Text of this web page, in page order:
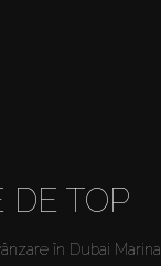
DE TOP
în Dubai Marina